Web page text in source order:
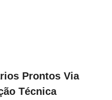
Prontos Via
Técnica